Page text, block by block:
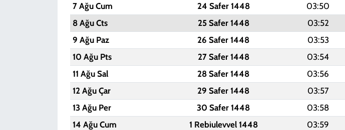
7 Ağu Cum
24 Safer 1448 03:50
8 Ağu Cts
25 Safer 1448 03:52
9 Ağu Paz
26 Safer 1448 03:53
10 Ağu Pts
27 Safer 1448 03:54
11 Ağu Sal
28 Safer 1448 03:56
12 Ağu Çar
29 Safer 1448 03:57
13 Ağu Per
30 Safer 1448 03:58
14 Ağu Cum
1 Rebiulevvel 1448 03:59